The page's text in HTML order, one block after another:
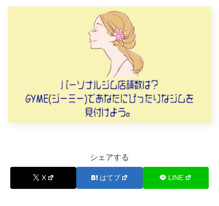
シェアする
X はてブ LINE